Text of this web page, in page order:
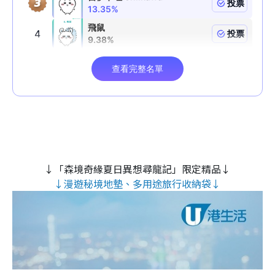
↓「森境奇緣夏日異想尋龍記」限定精品↓
↓漫遊秘境地墊、多用途旅行收納袋↓